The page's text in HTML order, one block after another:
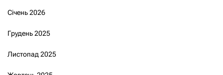
Січень 2026
Грудень 2025
Листопад 2025